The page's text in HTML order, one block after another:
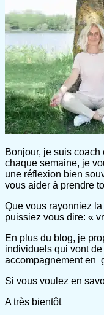
Bonjour, je suis
chaque semaine, je
une réflexion bien
vous aider à prendre
Que vous rayonniez
puissiez vous dire: «
En plus du blog, je
individuels qui vont
accompagnement en
Si vous voulez en
A très bientôt